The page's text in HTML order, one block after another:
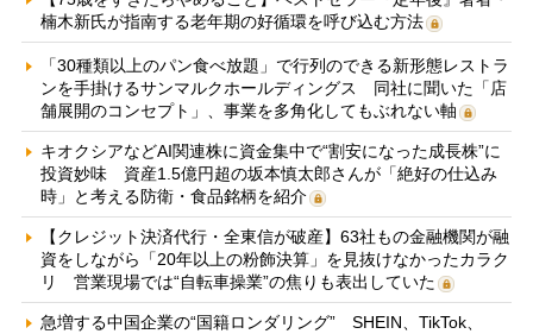
楠木新氏が指南する老年期の好循環を呼び込む方法
「30種類以上のパン食べ放題」で行列のできる新形態レストラ
ンを手掛けるサンマルクホールディングス 同社に聞いた「店
舗展開のコンセプト」、事業を多角化してもぶれない軸
キオクシアなどAI関連株に資金集中で“割安になった成長株”に
投資妙味 資産1.5億円超の坂本慎太郎さんが「絶好の仕込み
時」と考える防衛・食品銘柄を紹介
【クレジット決済代行・全東信が破産】63社もの金融機関が融
資をしながら「20年以上の粉飾決算」を見抜けなかったカラク
リ 営業現場では“自転車操業”の焦りも表出していた
急増する中国企業の“国籍ロンダリング” SHEIN、TikTok、